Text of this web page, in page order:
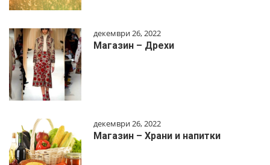
декември 26, 2022
Магазин – Дрехи
декември 26, 2022
Магазин – Храни и напитки